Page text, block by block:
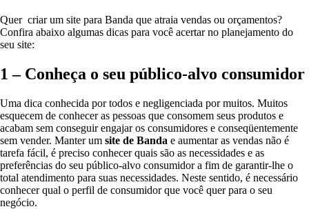
Quer criar um site para Banda que atraia vendas ou orçamentos?
Confira abaixo algumas dicas para você acertar no planejamento do
seu site:
1 – Conheça o seu público-alvo consumidor
Uma dica conhecida por todos e negligenciada por muitos. Muitos
esquecem de conhecer as pessoas que consomem seus produtos e
acabam sem conseguir engajar os consumidores e conseqüentemente
sem vender. Manter um site de Banda e aumentar as vendas não é
tarefa fácil, é preciso conhecer quais são as necessidades e as
preferências do seu público-alvo consumidor a fim de garantir-lhe o
total atendimento para suas necessidades. Neste sentido, é necessário
conhecer qual o perfil de consumidor que você quer para o seu
negócio.